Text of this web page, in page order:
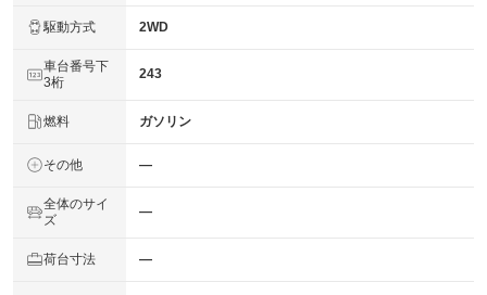
駆動方式 2WD
車台番号下
3桁
243
燃料 ガソリン
その他 ―
全体のサイ
ズ
―
荷台寸法 ―